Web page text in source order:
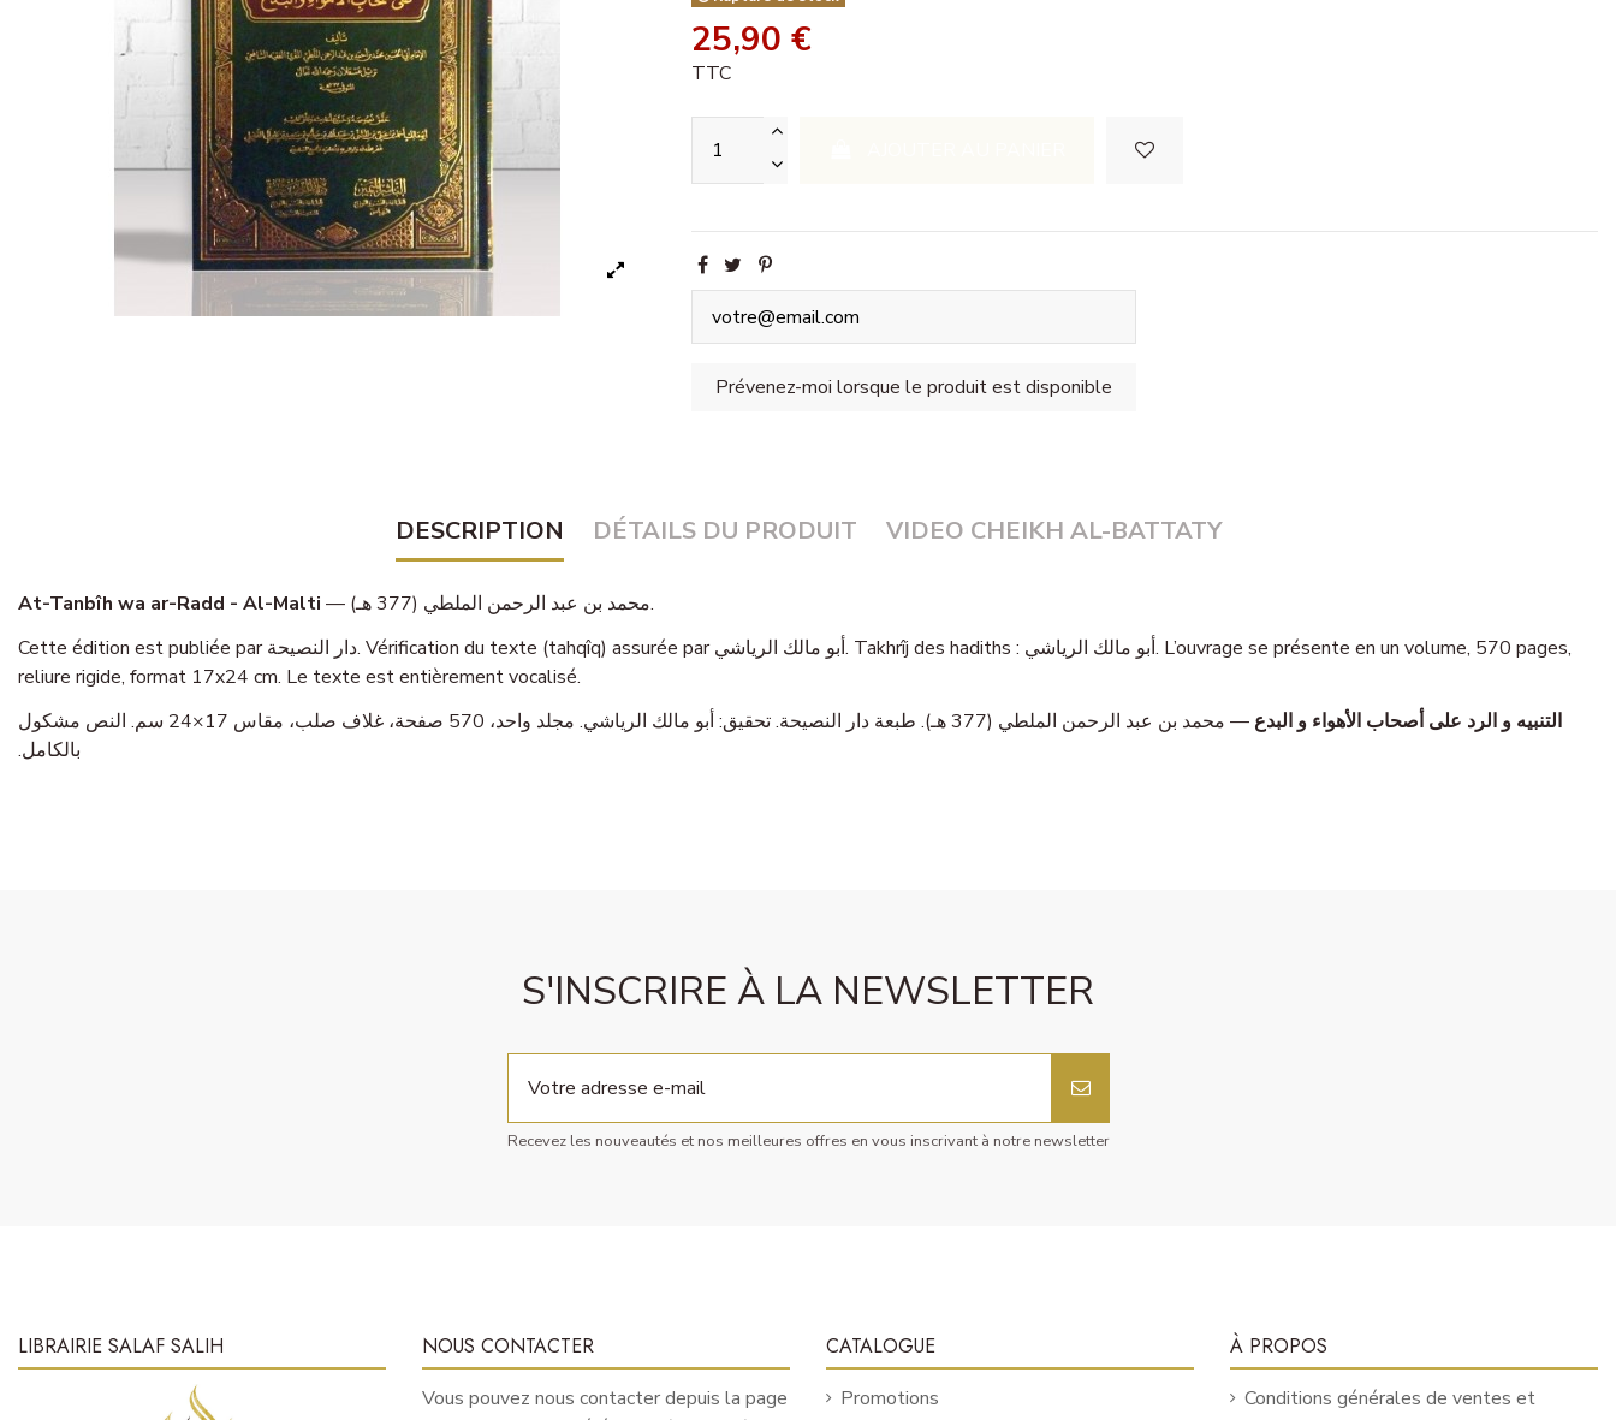
25,90 €
TTC
DESCRIPTION DÉTAILS DU PRODUIT VIDEO CHEIKH AL-BATTATY
At-Tanbîh wa ar-Radd - Al-Malti
— محمد بن عبد الرحمن الملطي (377 هـ).
Cette édition est publiée par دار النصيحة. Vérification du texte (tahqîq) assurée par أبو مالك الرياشي. Takhrîj des hadiths : أبو مالك الرياشي. L’ouvrage se présente en un volume, 570 pages,
reliure rigide, format 17x24 cm. Le texte est entièrement vocalisé.
التنبيه و الرد على أصحاب الأهواء و البدع
— محمد بن عبد الرحمن الملطي (377 هـ). طبعة دار النصيحة. تحقيق: أبو مالك الرياشي. مجلد واحد، 570 صفحة، غلاف صلب، مقاس 17×24 سم. النص مشكول
بالكامل.
S'INSCRIRE À LA NEWSLETTER
Recevez les nouveautés et nos meilleures offres en vous inscrivant à notre newsletter
LIBRAIRIE SALAF SALIH NOUS CONTACTER
Vous pouvez nous contacter depuis la page
CATALOGUE
Promotions
À PROPOS
Conditions générales de ventes et